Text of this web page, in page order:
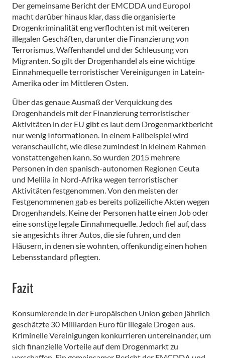
Der gemeinsame Bericht der EMCDDA und Europol
macht darüber hinaus klar, dass die organisierte
Drogenkriminalität eng verflochten ist mit weiteren
illegalen Geschäften, darunter die Finanzierung von
Terrorismus, Waffenhandel und der Schleusung von
Migranten. So gilt der Drogenhandel als eine wichtige
Einnahmequelle terroristischer Vereinigungen in Latein-
Amerika oder im Mittleren Osten.
Über das genaue Ausmaß der Verquickung des
Drogenhandels mit der Finanzierung terroristischer
Aktivitäten in der EU gibt es laut dem Drogenmarktbericht
nur wenig Informationen. In einem Fallbeispiel wird
veranschaulicht, wie diese zumindest in kleinem Rahmen
vonstattengehen kann. So wurden 2015 mehrere
Personen in den spanisch-autonomen Regionen Ceuta
und Mellila in Nord-Afrika wegen terroristischer
Aktivitäten festgenommen. Von den meisten der
Festgenommenen gab es bereits polizeiliche Akten wegen
Drogenhandels. Keine der Personen hatte einen Job oder
eine sonstige legale Einnahmequelle. Jedoch fiel auf, dass
sie angesichts ihrer Autos, die sie fuhren, und den
Häusern, in denen sie wohnten, offenkundig einen hohen
Lebensstandard pflegten.
Fazit
Konsumierende in der Europäischen Union geben jährlich
geschätzte 30 Milliarden Euro für illegale Drogen aus.
Kriminelle Vereinigungen konkurrieren untereinander, um
sich finanzielle Vorteile auf dem Drogenmarkt zu